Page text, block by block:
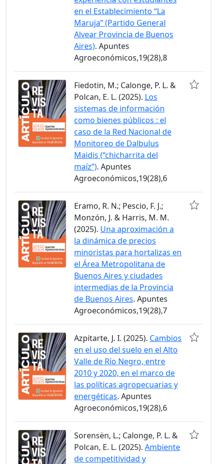
en el Establecimiento “La
Maruja” (Partido General
Alvear Provincia de Buenos
Aires). Apuntes
Agroeconómicos,19(28),8
Fiedotin, M.; Calonge, P. L. &
Polcan, E. L. (2025). Los
sistemas de información
como bienes públicos : el
caso de la Red Nacional de
Monitoreo de Dalbulus
Maidis (“chicharrita del
maíz”). Apuntes
Agroeconómicos,19(28),6
Eramo, R. N.; Pescio, F. J.;
Monzón, J. & Harris, M. M.
(2025). Una aproximación a
la dinámica de precios
minoristas para hortalizas en
el Área Metropolitana de
Buenos Aires y ciudades
intermedias de la Provincia
de Buenos Aires. Apuntes
Agroeconómicos,19(28),7
Azpitarte, J. I. (2025). Cambios
en el uso del suelo en el Alto
Valle de Río Negro, entre
2010 y 2020, en el marco de
las políticas agropecuarias y
energéticas. Apuntes
Agroeconómicos,19(28),6
Sorensën, L.; Calonge, P. L. &
Polcan, E. L. (2025). Ambiente
de competitividad y